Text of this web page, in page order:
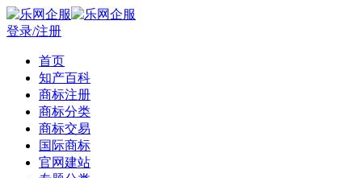
登录/注册
首页
知产百科
商标注册
商标分类
商标交易
国际商标
官网建站